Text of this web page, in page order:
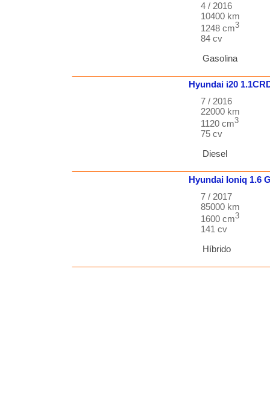
4 / 2016
10400 km
1248 cm3
84 cv
Gasolina
Hyundai i20
7 / 2016
22000 km
1120 cm3
75 cv
Diesel
Hyundai Ioniq 1.6
7 / 2017
85000 km
1600 cm3
141 cv
Híbrido